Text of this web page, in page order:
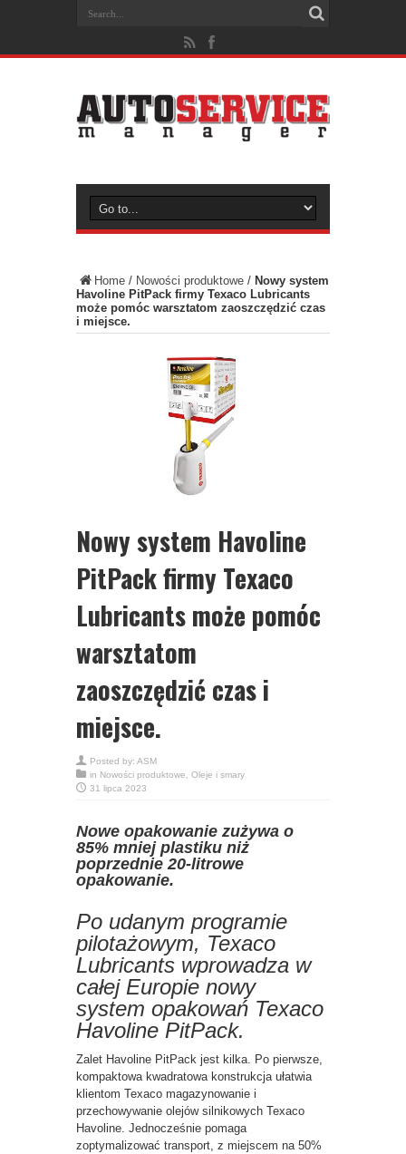
Home / Nowości produktowe / Nowy system
Havoline PitPack firmy Texaco Lubricants
może pomóc warsztatom zaoszczędzić czas
i miejsce.
Nowy system Havoline
PitPack firmy Texaco
Lubricants może pomóc
warsztatom
zaoszczędzić czas i
miejsce.
Posted by: ASM
in Nowości produktowe, Oleje i smary
31 lipca 2023
Nowe opakowanie zużywa o
85% mniej plastiku niż
poprzednie 20-litrowe
opakowanie.
Po udanym programie
pilotażowym, Texaco
Lubricants wprowadza w
całej Europie nowy
system opakowań Texaco
Havoline PitPack.
Zalet Havoline PitPack jest kilka. Po pierwsze,
kompaktowa kwadratowa konstrukcja ułatwia
klientom Texaco magazynowanie i
przechowywanie olejów silnikowych Texaco
Havoline. Jednocześnie pomaga
zoptymalizować transport, z miejscem na 50%